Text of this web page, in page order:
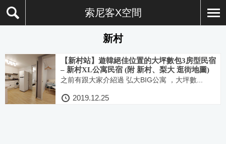
索尼客X空間
新村
【新村站】遊韓絕佳位置的大坪數包3房型民宿
– 新村XL公寓民宿 (附 新村、梨大 逛街地圖)
之前有跟大家介紹過 弘大BIG公寓 ，大坪數...
2019.12.25